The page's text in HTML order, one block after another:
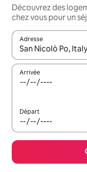
Découvrez des
chez vous pour un
Adresse
Lorsque les
Arrivée
Départ